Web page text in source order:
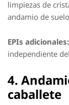
limpiezas de
andamio de
EPIs adicionales:
independiente
4.
caballete